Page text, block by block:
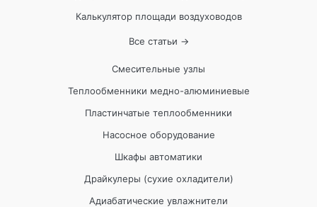
Калькулятор площади воздуховодов
Все статьи →
Смесительные узлы
Теплообменники медно-алюминиевые
Пластинчатые теплообменники
Насосное оборудование
Шкафы автоматики
Драйкулеры (сухие охладители)
Адиабатические увлажнители